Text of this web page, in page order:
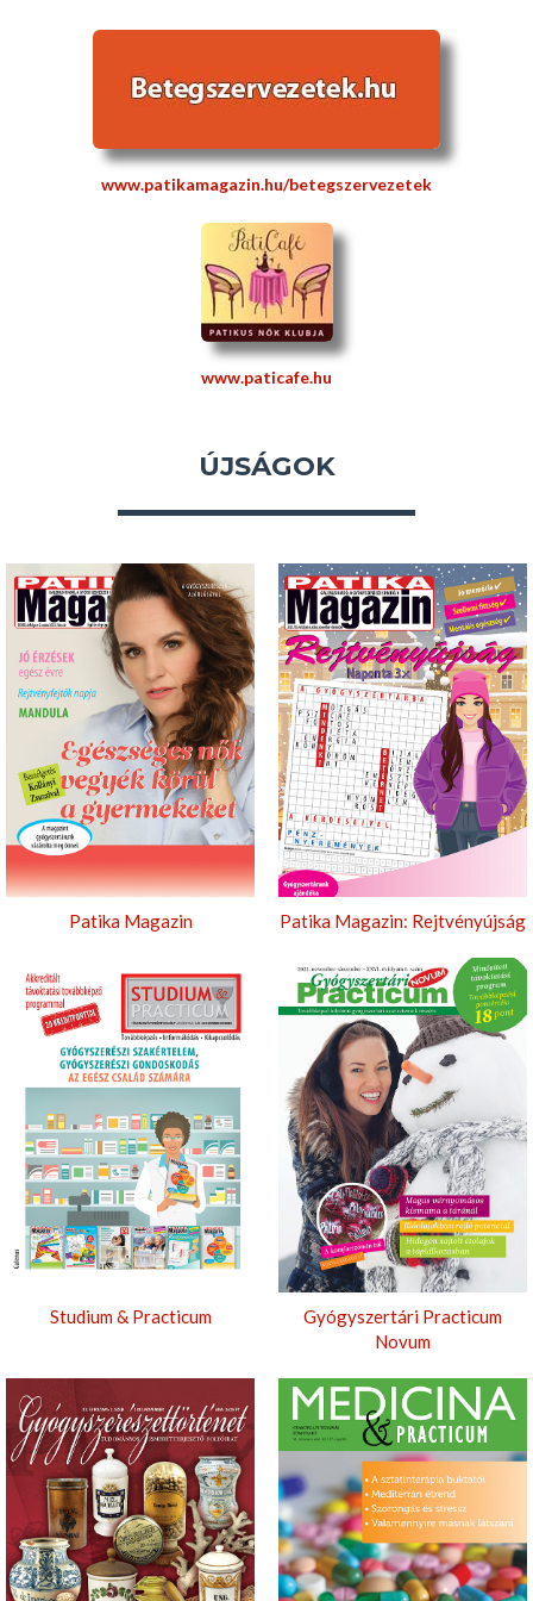
www.patikamagazin.hu/betegszervezetek
www.paticafe.hu
ÚJSÁGOK
Patika Magazin Patika Magazin: Rejtvényújság
Studium & Practicum
Gyógyszertári Practicum
Novum